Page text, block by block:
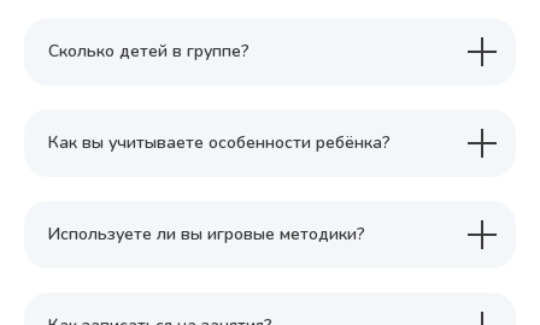
Сколько детей в группе?
Как вы учитываете особенности ребёнка?
Используете ли вы игровые методики?